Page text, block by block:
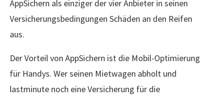
AppSichern als einziger der vier Anbieter in seinen
Versicherungsbedingungen Schäden an den Reifen
aus.
Der Vorteil von AppSichern ist die Mobil-Optimierung
für Handys. Wer seinen Mietwagen abholt und
lastminute noch eine Versicherung für die